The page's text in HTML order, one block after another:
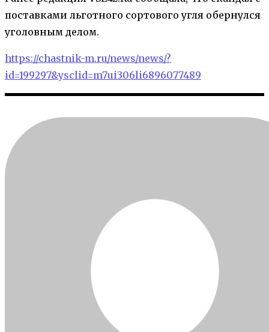
поставками льготного сортового угля обернулся
уголовным делом.
https://chastnik-m.ru/news/news/?
id=199297&ysclid=m7ui306li6896077489